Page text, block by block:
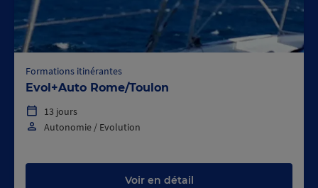
Formations itinérantes
Evol+Auto Rome/Toulon
13 jours
Autonomie / Evolution
Voir en détail